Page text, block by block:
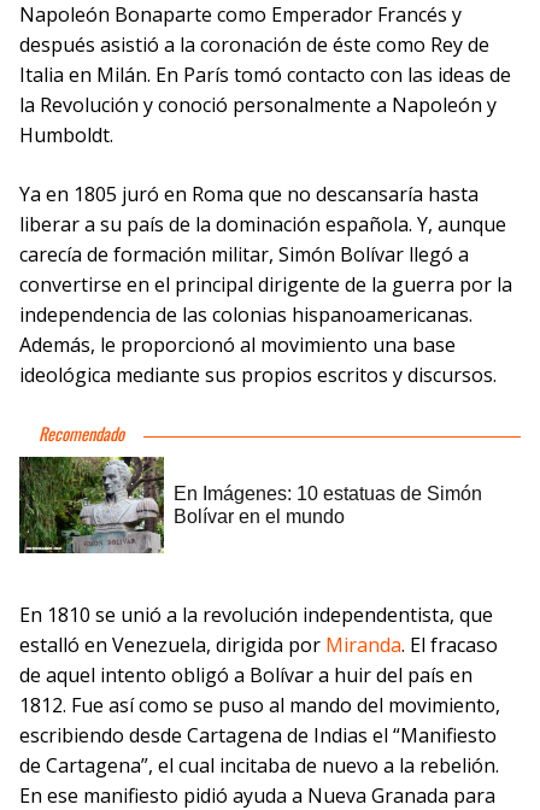
Napoleón Bonaparte como Emperador Francés y
después asistió a la coronación de éste como Rey de
Italia en Milán. En París tomó contacto con las ideas de
la Revolución y conoció personalmente a Napoleón y
Humboldt.
Ya en 1805 juró en Roma que no descansaría hasta
liberar a su país de la dominación española. Y, aunque
carecía de formación militar, Simón Bolívar llegó a
convertirse en el principal dirigente de la guerra por la
independencia de las colonias hispanoamericanas.
Además, le proporcionó al movimiento una base
ideológica mediante sus propios escritos y discursos.
En 1810 se unió a la revolución independentista, que
estalló en Venezuela, dirigida por Miranda. El fracaso
de aquel intento obligó a Bolívar a huir del país en
1812. Fue así como se puso al mando del movimiento,
escribiendo desde Cartagena de Indias el “Manifiesto
de Cartagena”, el cual incitaba de nuevo a la rebelión.
En ese manifiesto pidió ayuda a Nueva Granada para